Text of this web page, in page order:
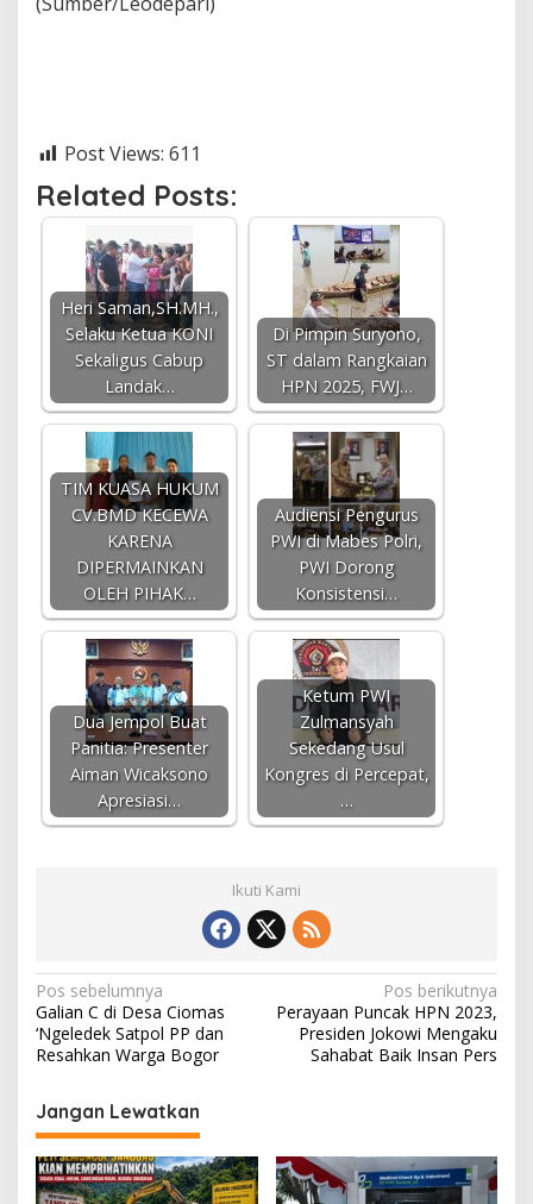
Post Views: 611
Related Posts:
Heri Saman,SH.MH.,
Selaku Ketua KONI
Sekaligus Cabup
Landak…
Di Pimpin Suryono,
ST dalam Rangkaian
HPN 2025, FWJ…
TIM KUASA HUKUM
CV.BMD KECEWA
KARENA
DIPERMAINKAN
OLEH PIHAK…
Audiensi Pengurus
PWI di Mabes Polri,
PWI Dorong
Konsistensi…
Dua Jempol Buat
Panitia: Presenter
Aiman Wicaksono
Apresiasi…
Ketum PWI
Zulmansyah
Sekedang Usul
Kongres di Percepat,
…
Ikuti Kami
N
a
v
i
g
a
s
Pos sebelumnya
Galian C di Desa Ciomas
‘Ngeledek Satpol PP dan
Resahkan Warga Bogor
Pos berikutnya
Perayaan Puncak HPN 2023,
Presiden Jokowi Mengaku
Sahabat Baik Insan Pers
Jangan Lewatkan